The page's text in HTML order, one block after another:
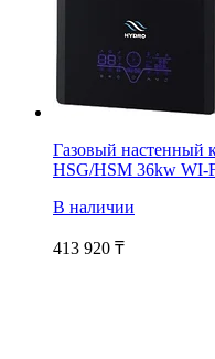
Газовый настенный
HSG/HSM 36kw WI-
В наличии
413 920 ₸